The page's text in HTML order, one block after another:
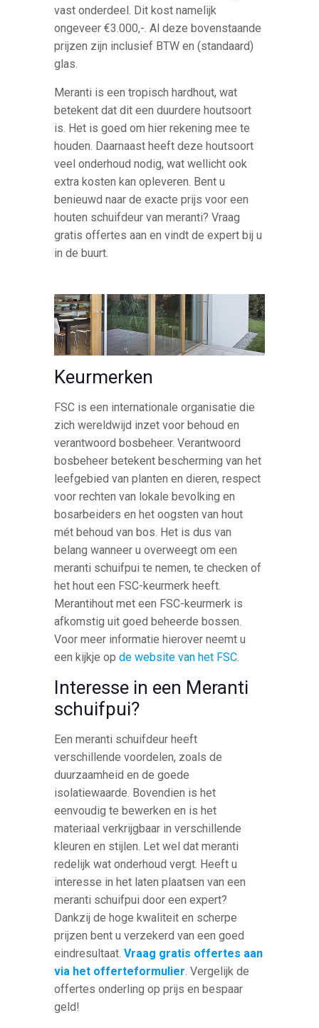
vast onderdeel. Dit kost namelijk
ongeveer €3.000,-. Al deze bovenstaande
prijzen zijn inclusief BTW en (standaard)
glas.
Meranti is een tropisch hardhout, wat
betekent dat dit een duurdere houtsoort
is. Het is goed om hier rekening mee te
houden. Daarnaast heeft deze houtsoort
veel onderhoud nodig, wat wellicht ook
extra kosten kan opleveren. Bent u
benieuwd naar de exacte prijs voor een
houten schuifdeur van meranti? Vraag
gratis offertes aan en vindt de expert bij u
in de buurt.
Keurmerken
FSC is een internationale organisatie die
zich wereldwijd inzet voor behoud en
verantwoord bosbeheer. Verantwoord
bosbeheer betekent bescherming van het
leefgebied van planten en dieren, respect
voor rechten van lokale bevolking en
bosarbeiders en het oogsten van hout
mét behoud van bos. Het is dus van
belang wanneer u overweegt om een
meranti schuifpui te nemen, te checken of
het hout een FSC-keurmerk heeft.
Merantihout met een FSC-keurmerk is
afkomstig uit goed beheerde bossen.
Voor meer informatie hierover neemt u
een kijkje opde website van het FSC.
Interesse in een Meranti
schuifpui?
Een meranti schuifdeur heeft
verschillende voordelen, zoals de
duurzaamheid en de goede
isolatiewaarde. Bovendien is het
eenvoudig te bewerken en is het
materiaal verkrijgbaar in verschillende
kleuren en stijlen. Let wel dat meranti
redelijk wat onderhoud vergt. Heeft u
interesse in het laten plaatsen van een
meranti schuifpui door een expert?
Dankzij de hoge kwaliteit en scherpe
prijzen bent u verzekerd van een goed
eindresultaat.Vraag gratis offertes aan
via het offerteformulier. Vergelijk de
offertes onderling op prijs en bespaar
geld!